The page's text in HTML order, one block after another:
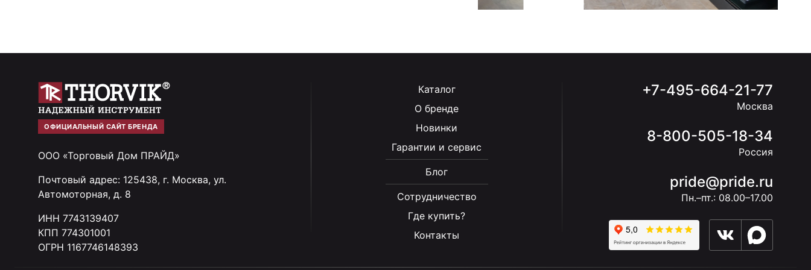
ОФИЦИАЛЬНЫЙ САЙТ БРЕНДА
ООО «Торговый Дом ПРАЙД»
Почтовый адрес: 125438, г. Москва, ул.
Автомоторная, д. 8
ИНН 7743139407
КПП 774301001
ОГРН 1167746148393
Каталог
О бренде
Новинки
Гарантии и сервис
Блог
Сотрудничество
Где купить?
Контакты
+7-495-664-21-77
Москва
8-800-505-18-34
Россия
pride@pride.ru
Пн.–пт.: 08.00–17.00